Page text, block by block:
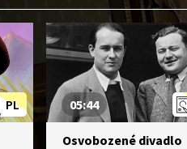
PL 05:44
Osvobozené divadlo